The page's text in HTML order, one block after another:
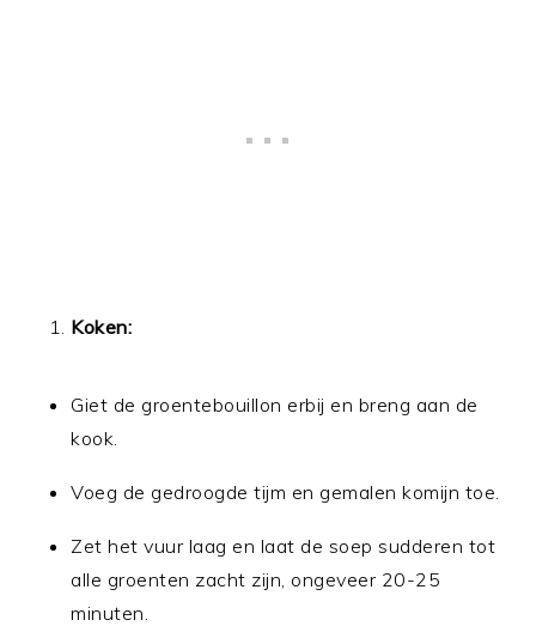
Koken:
Giet de groentebouillon erbij en breng aan de
kook.
Voeg de gedroogde tijm en gemalen komijn toe.
Zet het vuur laag en laat de soep sudderen tot
alle groenten zacht zijn, ongeveer 20-25
minuten.